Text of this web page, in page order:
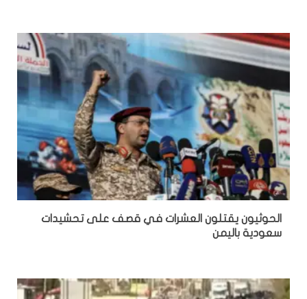
الحوثيون يقتلون العشرات في قصف على تحشيدات
سعودية باليمن